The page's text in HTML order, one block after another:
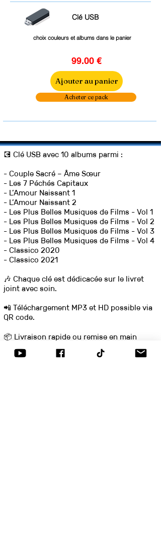
Clé USB
choix couleurs et albums dans le panier
99.00 €
Ajouter au panier
Acheter ce pack
💽 Clé USB avec 10 albums parmi :
- Couple Sacré – Âme Sœur
- Les 7 Péchés Capitaux
- L’Amour Naissant 1
- L’Amour Naissant 2
- Les Plus Belles Musiques de Films - Vol 1
- Les Plus Belles Musiques de Films - Vol 2
- Les Plus Belles Musiques de Films - Vol 3
- Les Plus Belles Musiques de Films - Vol 4
- Classico 2020
- Classico 2021
🎶 Chaque clé est dédicacée sur le livret
joint avec soin.
📲 Téléchargement MP3 et HD possible via
QR code.
📦 Livraison rapide ou remise en main
propre lors des concerts.